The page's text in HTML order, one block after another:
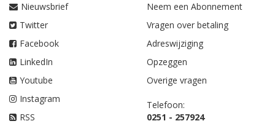
Nieuwsbrief
Twitter
Facebook
LinkedIn
Youtube
Instagram
RSS
Neem een Abonnement
Vragen over betaling
Adreswijziging
Opzeggen
Overige vragen
Telefoon:
0251 - 257924